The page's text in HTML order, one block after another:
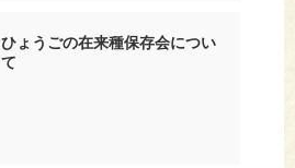
ひょうごの在来種保存会につい
て